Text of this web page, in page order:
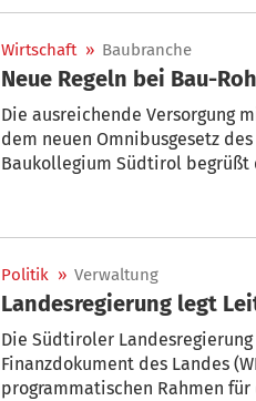
die Seniorenunterstützung
Wirtschaft » Baubranche
Neue Regeln bei Bau-
Die ausreichende Versorgung
dem neuen Omnibusgesetz
Baukollegium Südtirol begrüßt
Politik » Verwaltung
Die Südtiroler
Finanzdokument des Landes
programmatischen Rahmen